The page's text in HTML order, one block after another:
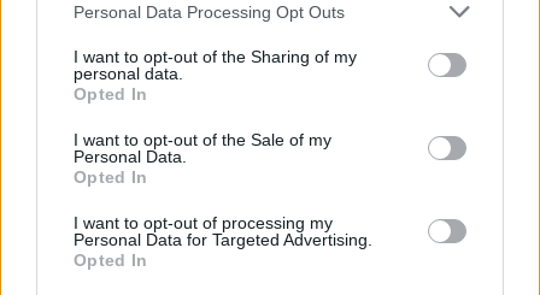
Personal Data Processing Opt Outs
I want to opt-out of the Sharing of my
personal data.
Opted In
I want to opt-out of the Sale of my
Personal Data.
Opted In
I want to opt-out of processing my
Personal Data for Targeted Advertising.
Opted In
FacebookTwitter PinterestLinkedIn Telegram